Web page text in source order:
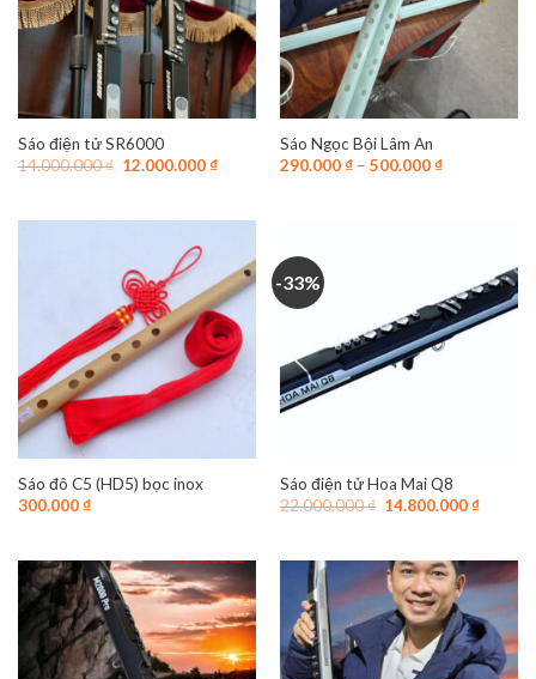
Sáo điện tử SR6000
14.000.000₫ Giá
12.000.000₫Giá
12.000.000 ₫.
Sáo Ngọc Bội Lâm An
290.000₫– 500.000₫
Sáo đô C5 (HD5) bọc inox
300.000₫
-33%
Sáo điện tử Hoa Mai Q8
22.000.000₫ Giá
14.800.000₫Giá